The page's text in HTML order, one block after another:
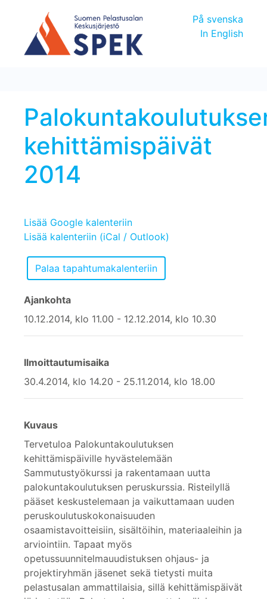
På svenska
In English
kehittämispäivät
2014
Lisää Google kalenteriin
Lisää kalenteriin (iCal / Outlook)
Ajankohta
10.12.2014, klo 11.00 - 12.12.2014, klo 10.30
Ilmoittautumisaika
30.4.2014, klo 14.20 - 25.11.2014, klo 18.00
Kuvaus
Tervetuloa Palokuntakoulutuksen
kehittämispäiville hyvästelemään
Sammutustyökurssi ja rakentamaan uutta
palokuntakoulutuksen peruskurssia. Risteilyllä
pääset keskustelemaan ja vaikuttamaan uuden
peruskoulutuskokonaisuuden
osaamistavoitteisiin, sisältöihin, materiaaleihin ja
arviointiin. Tapaat myös
opetussuunnitelmauudistuksen ohjaus- ja
projektiryhmän jäsenet sekä tietysti muita
pelastusalan ammattilaisia, sillä kehittämispäivät